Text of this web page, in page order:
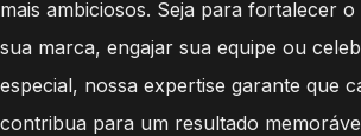
mais ambiciosos. Seja para fortalecer
sua marca, engajar sua equipe ou
especial, nossa expertise garante que
contribua para um resultado